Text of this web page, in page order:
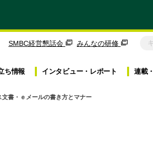
SMBC経営懇話会 みんなの研修
ち情報 インタビュー・ レポート 連載・
文書・ｅメールの書き方とマナー